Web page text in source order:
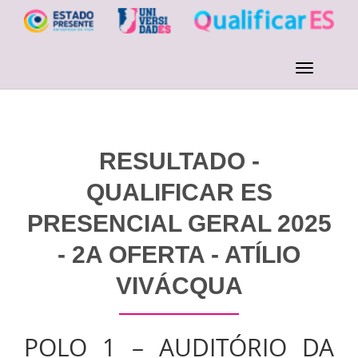
RESULTADO -
QUALIFICAR ES
PRESENCIAL GERAL 2025
- 2A OFERTA - ATÍLIO
VIVÁCQUA
POLO 1 – AUDITÓRIO DA